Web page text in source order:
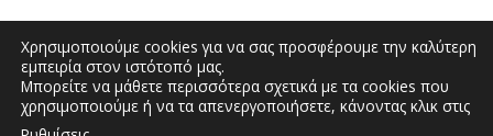
Δημοκρατίας 27, Κοζάνη 50100 | Τηλέφωνο:
2461351590 | Email: info.kozani@pdm.gov.gr
Χρησιμοποιούμε cookies για να σας προσφέρουμε την καλύτερη
εμπειρία στον ιστότοπό μας.
Μπορείτε να μάθετε περισσότερα σχετικά με τα cookies που
χρησιμοποιούμε ή να τα απενεργοποιήσετε, κάνοντας κλικ στις